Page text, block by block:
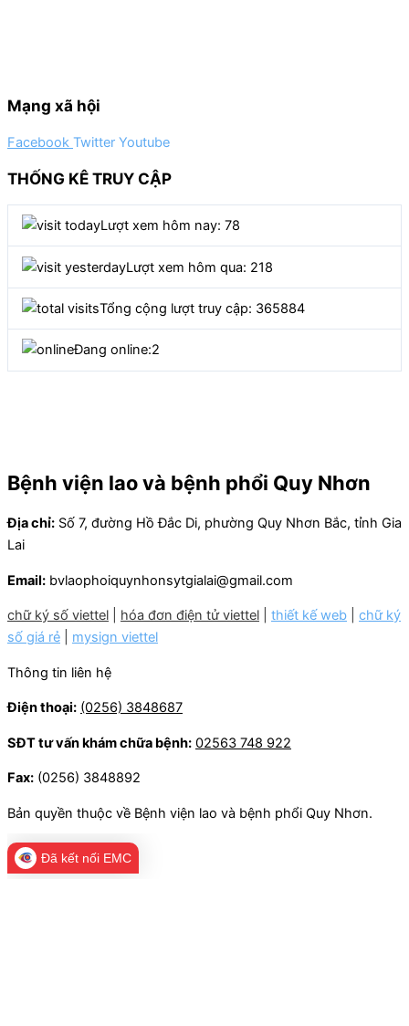
Mạng xã hội
Facebook Twitter Youtube
THỐNG KÊ TRUY CẬP
Lượt xem hôm nay: 78
Lượt xem hôm qua: 218
Tổng cộng lượt truy cập: 365884
Đang online:2
Bệnh viện lao và bệnh phổi Quy Nhơn
Địa chỉ: Số 7, đường Hồ Đắc Di, phường Quy Nhơn Bắc, tỉnh Gia
Lai
Email: bvlaophoiquynhonsytgialai@gmail.com
chữ ký số viettel hóa đơn điện tử viettel thiết kế web
chữ ký
số giá rẻ
mysign viettel
Thông tin liên hệ
Điện thoại: (0256) 3848687
SĐT tư vấn khám chữa bệnh: 02563 748 922
Fax: (0256) 3848892
Bản quyền thuộc về Bệnh viện lao và bệnh phổi Quy Nhơn.
Đã kết nối EMC